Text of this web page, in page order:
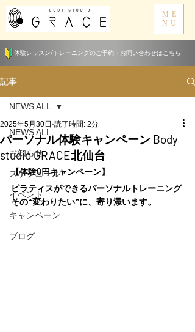
ME
NU
体験レッスン/トレーニングのご予約・お問い合わせはこちら
記事
NEWS ALL
お知らせ
スケジュール
イベント
キャンペーン
ブログ
NEWS ALL
パーソナル体験キャンペーン Body
studio GRACE北仙台
2025年5月30日 読了時間: 2分
【体験0円キャンペーン】⁡
ピラティスができるパーソナルトレーニング
その“変わりたい”に、寄り添います。